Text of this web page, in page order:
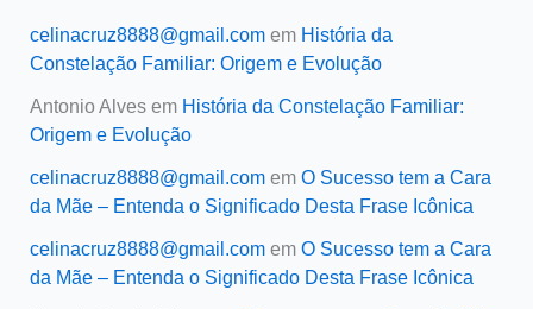
celinacruz8888@gmail.comem História da
Constelação Familiar: Origem e Evolução
Antonio Alvesem História da Constelação Familiar:
Origem e Evolução
celinacruz8888@gmail.comem O Sucesso tem a Cara
da Mãe – Entenda o Significado Desta Frase Icônica
celinacruz8888@gmail.comem O Sucesso tem a Cara
da Mãe – Entenda o Significado Desta Frase Icônica